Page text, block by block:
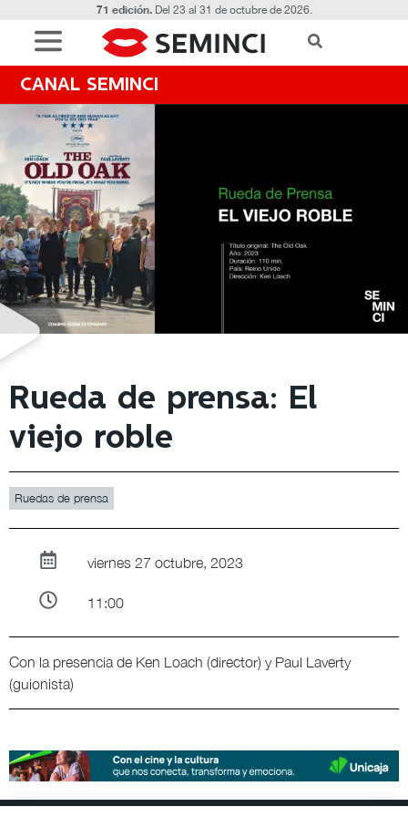
71 edición.Del 23 al 31 de octubre de 2026.
CANAL SEMINCI
Rueda de prensa: El
viejo roble
Ruedas de prensa
viernes 27 octubre, 2023
11:00
Con la presencia de Ken Loach (director) y Paul Laverty
(guionista)